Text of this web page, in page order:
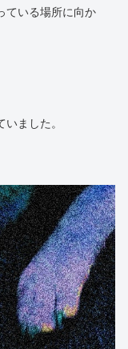
ている場所に向か
ました。